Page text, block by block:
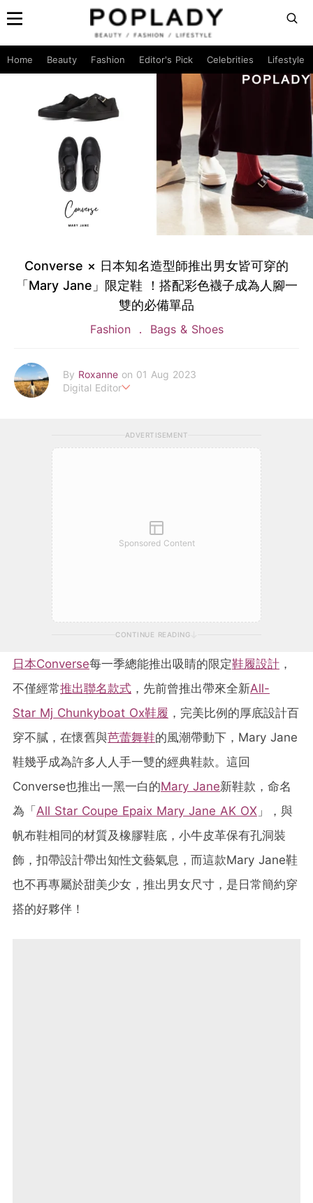
Home Beauty Fashion Editor's Pick Celebrities Lifestyle
Converse × 日本知名造型師推出男女皆可穿的
「Mary Jane」限定鞋 ！搭配彩色襪子成為人腳一
雙的必備單品
Fashion Bags & Shoes
By Roxanne on 01 Aug 2023
Digital Editor
roxanne.lee@poplady-mag.com
ADVERTISEMENT
Sponsored Content
CONTINUE READING
日本Converse每一季總能推出吸睛的限定鞋履設計 ，
不僅經常推出聯名款式 ，先前曾推出帶來全新All-
Star Mj Chunkyboat Ox鞋履 ，完美比例的厚底設計百
穿不膩，在懷舊與芭蕾舞鞋的風潮帶動下，Mary Jane
鞋幾乎成為許多人人手一雙的經典鞋款。這回
Converse也推出一黑一白的Mary Jane新鞋款，命名
為「All Star Coupe Epaix Mary Jane AK OX 」，與
帆布鞋相同的材質及橡膠鞋底，小牛皮革保有孔洞裝
飾，扣帶設計帶出知性文藝氣息，而這款Mary Jane鞋
也不再專屬於甜美少女，推出男女尺寸，是日常簡約穿
搭的好夥伴！